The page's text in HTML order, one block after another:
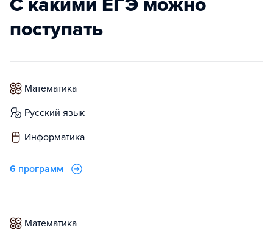
С какими ЕГЭ можно
поступать
математика
русский язык
информатика
6 программ
математика